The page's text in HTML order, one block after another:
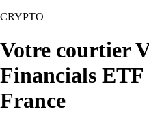
CRYPTO
Votre courtier
Financials ETF
France